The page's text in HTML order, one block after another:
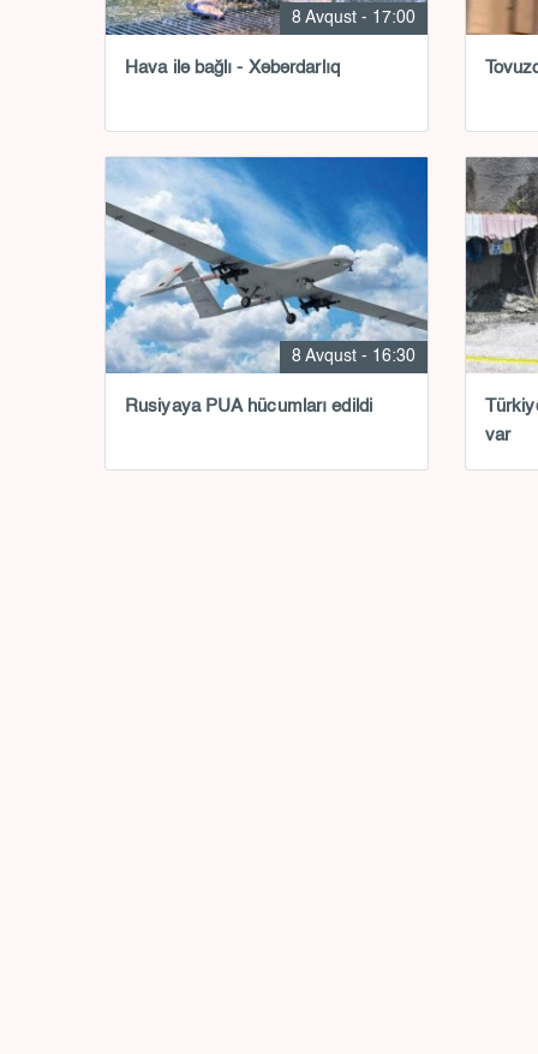
8 Avqust - 17:00
Hava ilə bağlı - Xəbərdarlıq
8 Avqust - 16:30
Rusiyaya PUA hücumları edildi
var